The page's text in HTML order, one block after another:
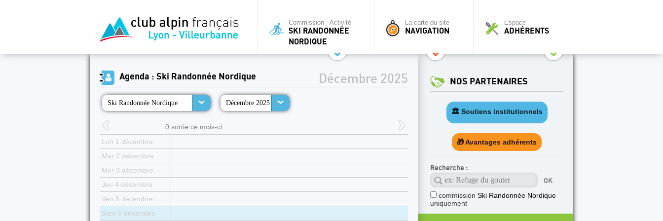
Commission - Activité
SKI RANDONNÉE
NORDIQUE
La carte du site
NAVIGATION
Espace
ADHÉRENTS
Agenda : Ski Randonnée Nordique
Ski Randonnée Nordique Décembre 2025
Décembre 2025
0 sortie ce mois-ci :
Lun 1 décembre
Mar 2 décembre
Mer 3 décembre
Jeu 4 décembre
Ven 5 décembre
Sam 6 décembre
NOS PARTENAIRES
🏛️ Soutiens institutionnels
🎁 Avantages adhérents
Recherche :
commission Ski Randonnée Nordique
uniquement